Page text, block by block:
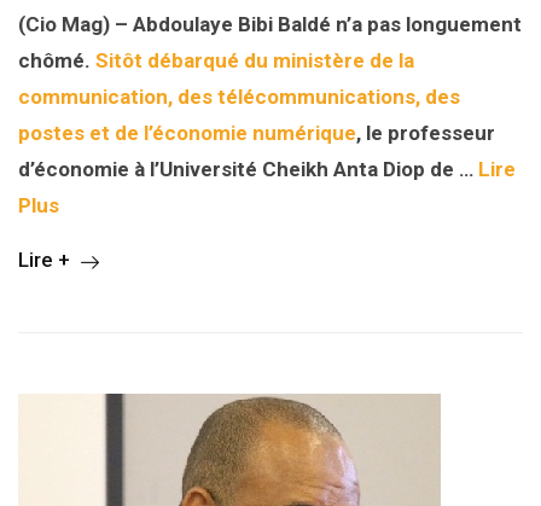
(Cio Mag) – Abdoulaye Bibi Baldé n’a pas longuement
chômé. Sitôt débarqué du ministère de la
communication, des télécommunications, des
postes et de l’économie numérique, le professeur
d’économie à l’Université Cheikh Anta Diop de … Lire
Plus
Lire +